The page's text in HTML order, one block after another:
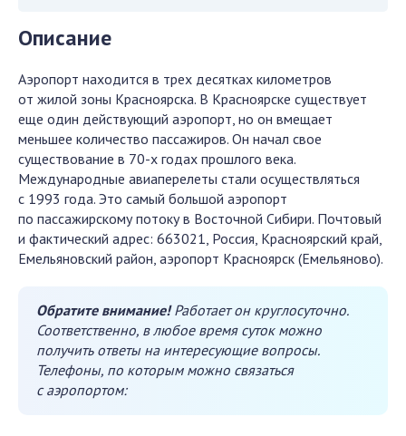
Описание
Аэропорт находится в трех десятках километров
от жилой зоны Красноярска. В Красноярске существует
еще один действующий аэропорт, но он вмещает
меньшее количество пассажиров. Он начал свое
существование в 70-х годах прошлого века.
Международные авиаперелеты стали осуществляться
с 1993 года. Это самый большой аэропорт
по пассажирскому потоку в Восточной Сибири. Почтовый
и фактический адрес: 663021, Россия, Красноярский край,
Емельяновский район, аэропорт Красноярск (Емельяново).
Обратите внимание!Работает он круглосуточно.
Соответственно, в любое время суток можно
получить ответы на интересующие вопросы.
Телефоны, по которым можно связаться
с аэропортом: